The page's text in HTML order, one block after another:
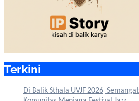
Terkini
Di Balik Sthala UVJF 2026, Semangat